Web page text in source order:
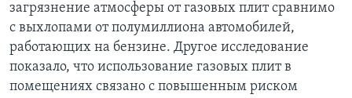
загрязнение атмосферы от газовых плит сравнимо
с выхлопами от полумиллиона автомобилей,
работающих на бензине. Другое исследование
показало, что использование газовых плит в
помещениях связано с повышенным риском